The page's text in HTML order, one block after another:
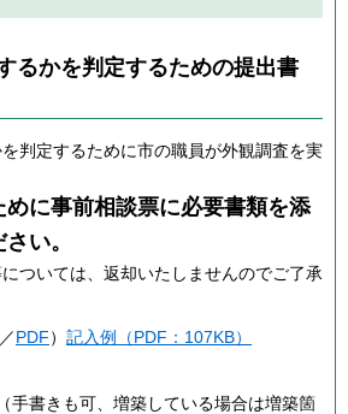
るかを判定するための提出書
判定するために市の職員が外観調査を実
めに事前相談票に必要書類を添
い。
については、返却いたしませんのでご了承
／PDF） 記入例（PDF：107KB）
手書きも可、増築している場合は増築箇